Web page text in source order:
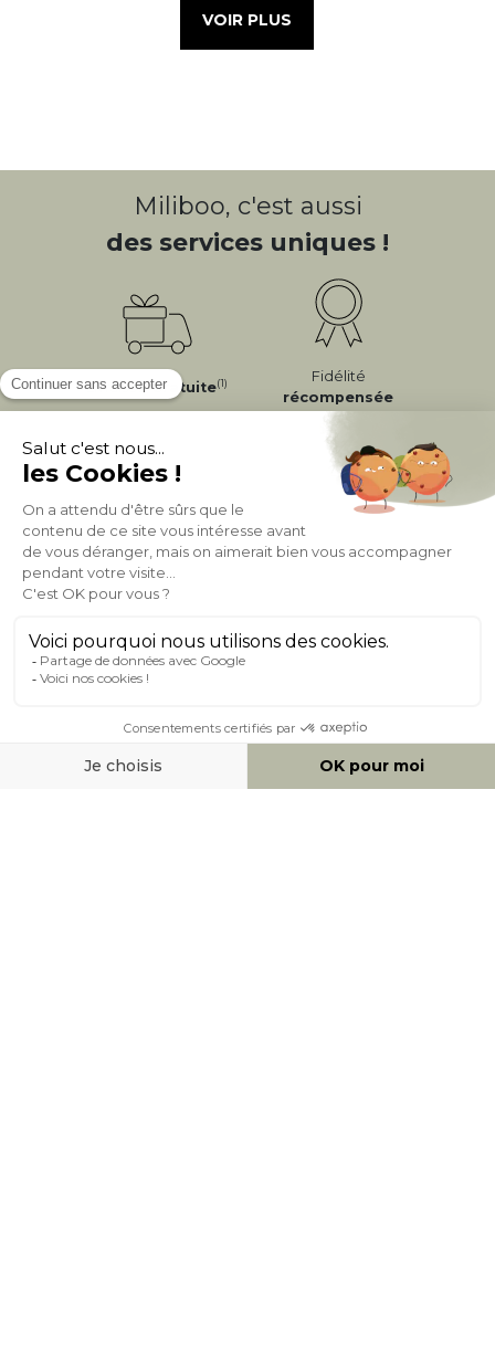
VOIR PLUS
Miliboo, c'est aussi
des services uniques !
LivraisonGratuite(1)
Fidélité
récompensée
Expéditionen
24/72h
Appelez-nous Au
050 92 00 74